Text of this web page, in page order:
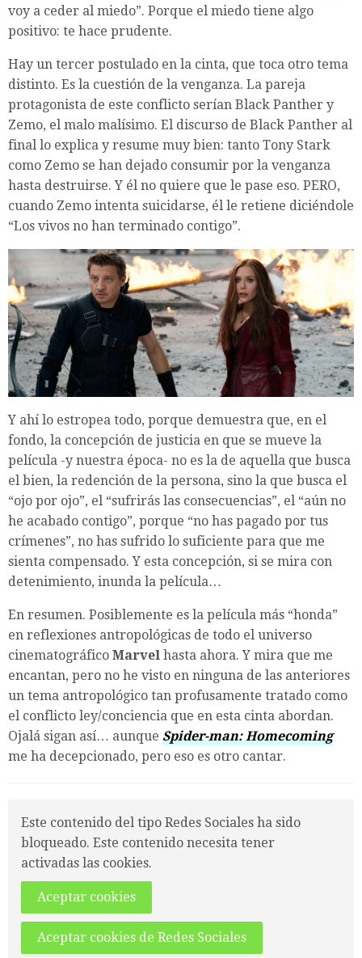
voy a ceder al miedo”. Porque el miedo tiene algo
positivo: te hace prudente.
Hay un tercer postulado en la cinta, que toca otro tema
distinto. Es la cuestión de la venganza. La pareja
protagonista de este conflicto serían Black Panther y
Zemo, el malo malísimo. El discurso de Black Panther al
final lo explica y resume muy bien: tanto Tony Stark
como Zemo se han dejado consumir por la venganza
hasta destruirse. Y él no quiere que le pase eso. PERO,
cuando Zemo intenta suicidarse, él le retiene diciéndole
“Los vivos no han terminado contigo”.
Y ahí lo estropea todo, porque demuestra que, en el
fondo, la concepción de justicia en que se mueve la
película -y nuestra época- no es la de aquella que busca
el bien, la redención de la persona, sino la que busca el
“ojo por ojo”, el “sufrirás las consecuencias”, el “aún no
he acabado contigo”, porque “no has pagado por tus
crímenes”, no has sufrido lo suficiente para que me
sienta compensado. Y esta concepción, si se mira con
detenimiento, inunda la película…
En resumen. Posiblemente es la película más “honda”
en reflexiones antropológicas de todo el universo
cinematográfico Marvel hasta ahora. Y mira que me
encantan, pero no he visto en ninguna de las anteriores
un tema antropológico tan profusamente tratado como
el conflicto ley/conciencia que en esta cinta abordan.
Ojalá sigan así… aunque Spider-man: Homecoming
me ha decepcionado, pero eso es otro cantar.
Este contenido del tipo Redes Sociales ha sido
bloqueado. Este contenido necesita tener
activadas las cookies.
Aceptar cookies
Aceptar cookies de Redes Sociales